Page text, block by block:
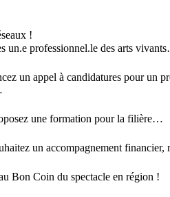
!
un.e professionnel.le des arts
un appel à candidatures pour un
une formation pour la filière…
un accompagnement
Bon Coin du spectacle en région !